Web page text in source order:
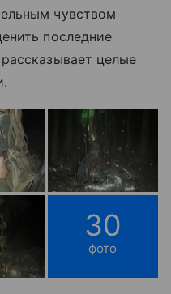
чувством
последние
целые
30
фото